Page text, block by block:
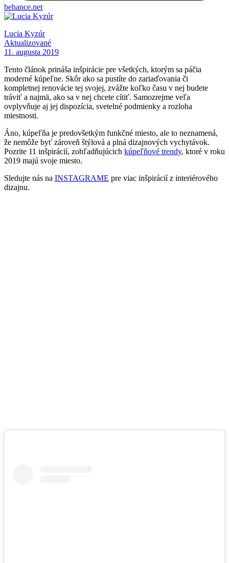
behance.net
Lucia Kyzúr
Aktualizované
11. augusta 2019
Tento článok prináša inšpirácie pre všetkých, ktorým sa páčia
moderné kúpeľne. Skôr ako sa pustíte do zariaďovania či
kompletnej renovácie tej svojej, zvážte koľko času v nej budete
tráviť a najmä, ako sa v nej chcete cítiť. Samozrejme veľa
ovplyvňuje aj jej dispozícia, svetelné podmienky a rozloha
miestnosti.
Áno, kúpeľňa je predovšetkým funkčné miesto, ale to neznamená,
že nemôže byť zároveň štýlová a plná dizajnových vychytávok.
Pozrite 11 inšpirácií, zohľadňujúcich kúpeľňové trendy, ktoré v roku
2019 majú svoje miesto.
Sledujte nás na INSTAGRAME pre viac inšpirácií z interiérového
dizajnu.